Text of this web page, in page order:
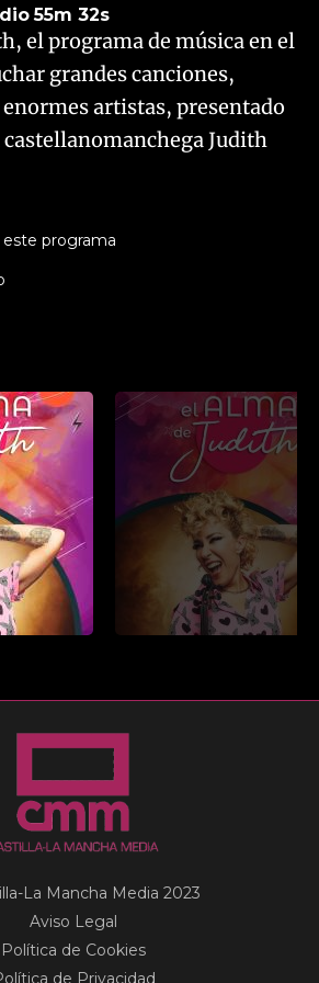
55m 32s
el programa de música en el
grandes canciones,
artistas, presentado
Judith
programa
La Mancha Media 2023
Aviso Legal
Política de Cookies
de Privacidad